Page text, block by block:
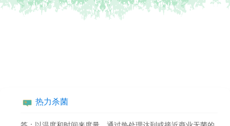
热力杀菌